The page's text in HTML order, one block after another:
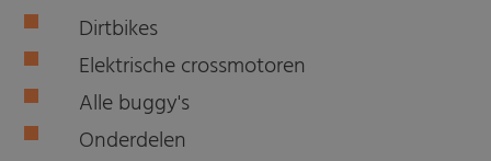
Dirtbikes
Elektrische crossmotoren
Alle buggy's
Onderdelen